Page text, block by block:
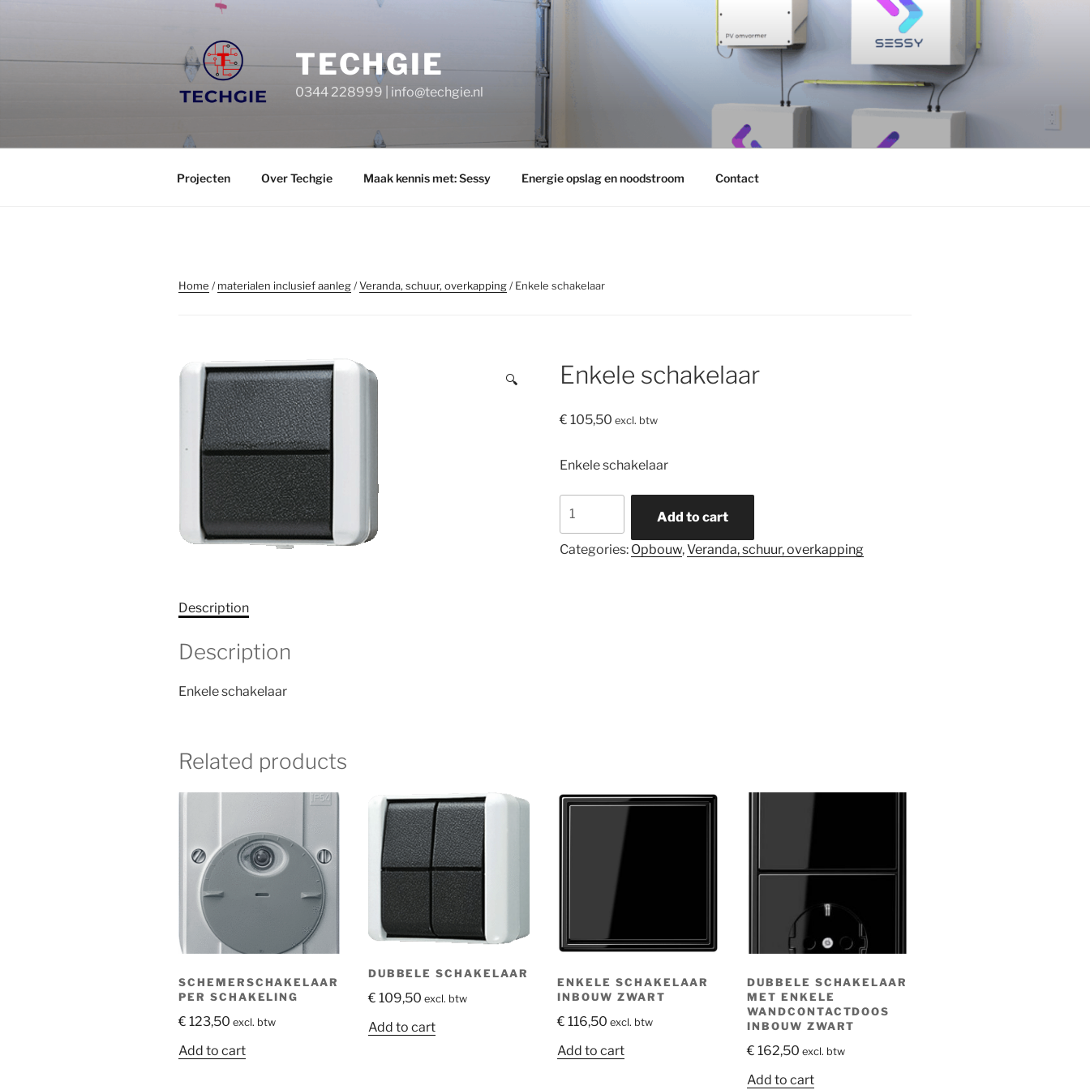
inhoud
TECHGIE
0344 228999 | info@techgie.nl
Projecten Over Techgie Maak kennis met: Sessy Energie opslag en noodstroom Contact
Home /materialen inclusief aanleg/Veranda, schuur, overkapping/ Enkele schakelaar
🔍 Enkele schakelaar
€ 105,50 excl. btw
Enkele schakelaar
schakelaar
quantity
Add to cart
Categories: Opbouw,Veranda, schuur, overkapping
Description
Description
Enkele schakelaar
Related products
SCHEMERSCHAKELAAR
PER SCHAKELING
€ 123,50 excl. btw
Add to cart
DUBBELE SCHAKELAAR
€ 109,50 excl. btw
Add to cart
ENKELE SCHAKELAAR
INBOUW ZWART
€ 116,50 excl. btw
Add to cart
DUBBELE SCHAKELAAR
MET ENKELE
WANDCONTACTDOOS
INBOUW ZWART
€ 162,50 excl. btw
Add to cart